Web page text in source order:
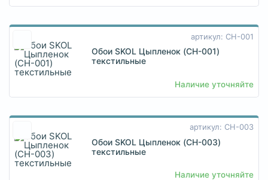
артикул: CH-001
Обои SKOL Цыпленок (CH-001)
текстильные
Наличие уточняйте
артикул: CH-003
Обои SKOL Цыпленок (CH-003)
текстильные
Наличие уточняйте